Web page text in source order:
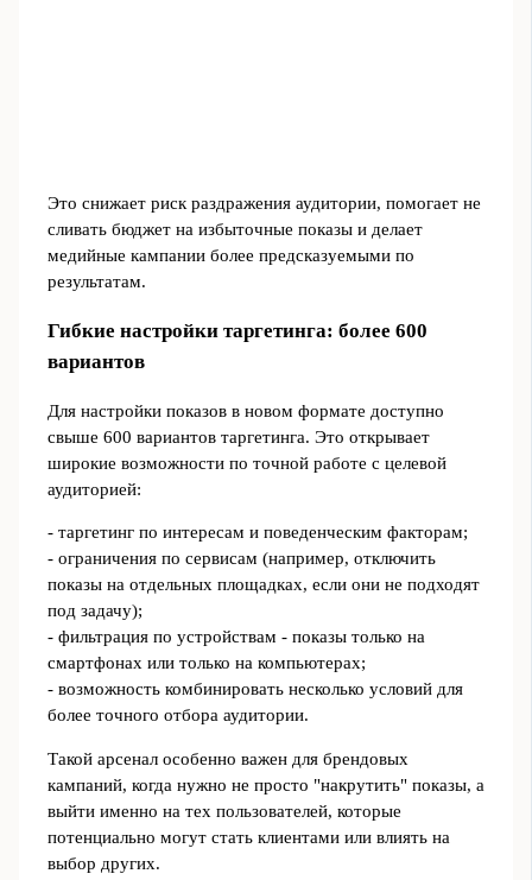
Это снижает риск раздражения аудитории, помогает не
сливать бюджет на избыточные показы и делает
медийные кампании более предсказуемыми по
результатам.
Гибкие настройки таргетинга: более 600
вариантов
Для настройки показов в новом формате доступно
свыше 600 вариантов таргетинга. Это открывает
широкие возможности по точной работе с целевой
аудиторией:
- таргетинг по интересам и поведенческим факторам;
- ограничения по сервисам (например, отключить
показы на отдельных площадках, если они не подходят
под задачу);
- фильтрация по устройствам - показы только на
смартфонах или только на компьютерах;
- возможность комбинировать несколько условий для
более точного отбора аудитории.
Такой арсенал особенно важен для брендовых
кампаний, когда нужно не просто "накрутить" показы, а
выйти именно на тех пользователей, которые
потенциально могут стать клиентами или влиять на
выбор других.